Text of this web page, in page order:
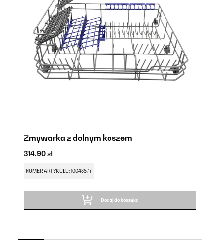
Zmywarka z dolnym koszem
314,90 zł
NUMER ARTYKUŁU: 10048577
Dodaj do koszyka